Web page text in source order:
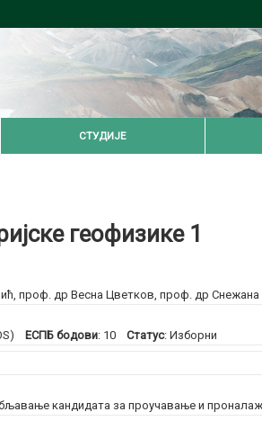
СТУДИЈЕ
геофизике 1
,проф. др Весна Цветков,проф. др
ЕСПБ бодови: 10Статус: Изборни
кандидата за проучавање и